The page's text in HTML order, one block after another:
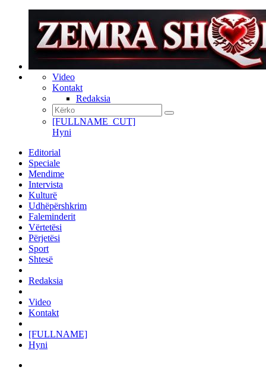
Video
Kontakt
Redaksia
[FULLNAME_CUT]
Hyni
Editorial
Speciale
Mendime
Intervista
Kulturë
Udhëpërshkrim
Faleminderit
Vërtetësi
Përjetësi
Sport
Shtesë
Redaksia
Video
Kontakt
[FULLNAME]
Hyni